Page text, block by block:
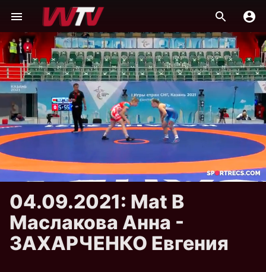
04.09.2021: Mat B
Маслакова Анна -
ЗАХАРЧЕНКО Евгения